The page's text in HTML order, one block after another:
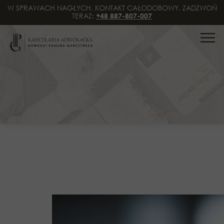
W SPRAWACH NAGŁYCH, KONTAKT CAŁODOBOWY. ZADZWOŃ
TERAZ: +48 887-807-007